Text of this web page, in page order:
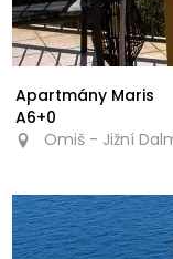
Apartmány Maris
A6+0
Omiš - Jižní